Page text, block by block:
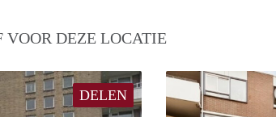
VOOR DEZE LOCATIE
DELEN